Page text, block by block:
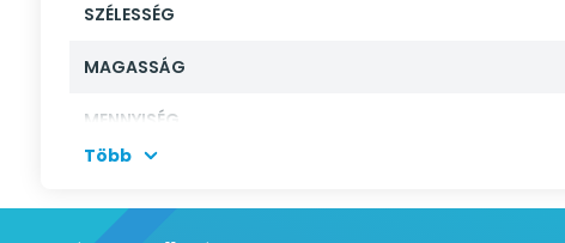
SZÉLESSÉG
MAGASSÁG
MENNYISÉG
Több